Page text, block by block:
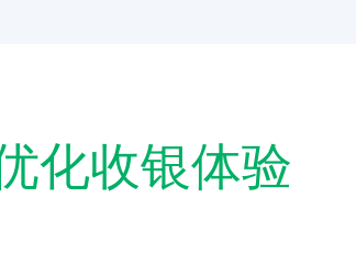
化收银体验